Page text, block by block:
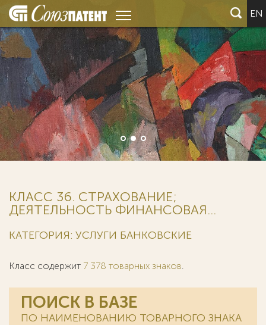
EN
КЛАСС 36. СТРАХОВАНИЕ;
ДЕЯТЕЛЬНОСТЬ ФИНАНСОВАЯ...
КАТЕГОРИЯ: УСЛУГИ БАНКОВСКИЕ
Класс содержит 7 378 товарных знаков.
ПОИСК В БАЗЕ
ПО НАИМЕНОВАНИЮ ТОВАРНОГО ЗНАКА